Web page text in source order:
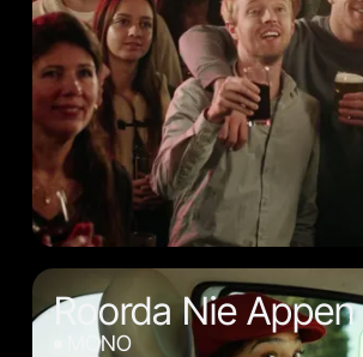
Roorda Nie Appen
MONO